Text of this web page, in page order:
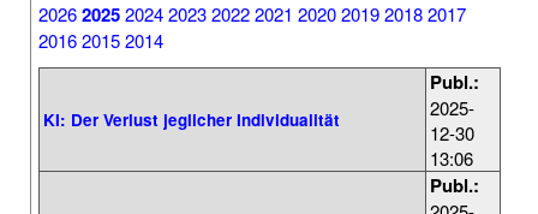
202620252024202320222021 2020201920182017
201620152014
KI: Der Verlust jeglicher Individualität
Publ.:
2025-
12-30
13:06
Publ.: